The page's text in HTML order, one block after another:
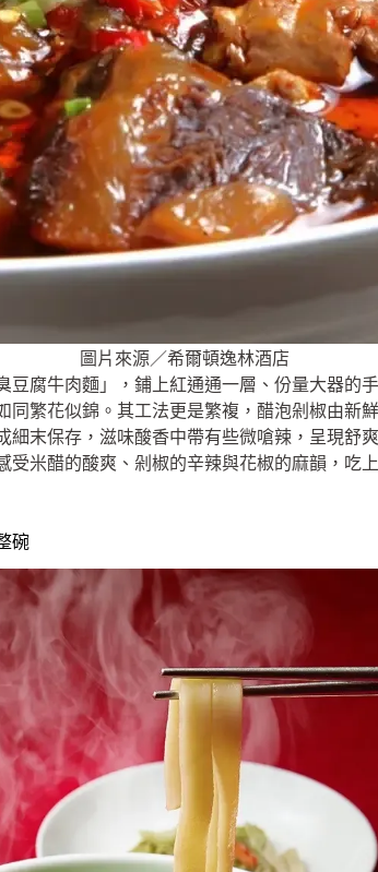
圖片來源／希爾頓逸林酒店
豆腐牛肉麵」，鋪上紅通通一層、份量大器的
同繁花似錦。其工法更是繁複，醋泡剁椒由新
細末保存，滋味酸香中帶有些微嗆辣，呈現舒
受米醋的酸爽、剁椒的辛辣與花椒的麻韻，吃
碗